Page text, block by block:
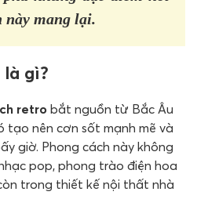
này mang lại.
là gì?
retro bắt nguồn từ Bắc Âu
tạo nên cơn sốt mạnh mẽ và
giờ. Phong cách này không
pop, phong trào điện hoa
trong thiết kế nội thất nhà